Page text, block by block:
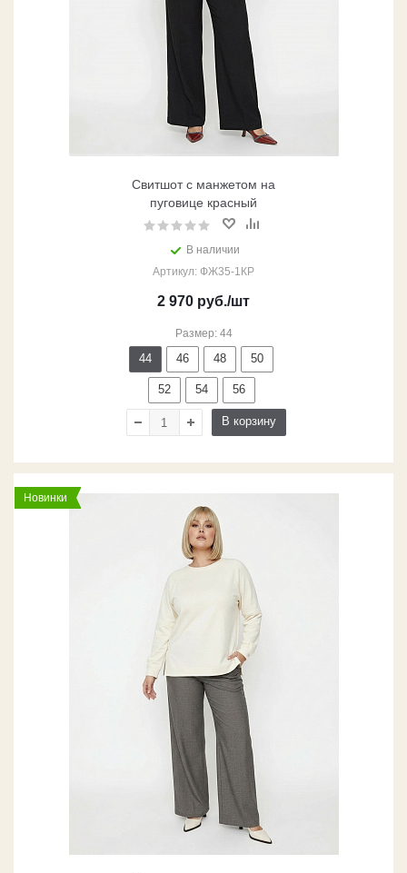
Свитшот с манжетом на
пуговице красный
В наличии
Артикул: ФЖ35-1КР
2 970 руб./шт
Размер: 44
44 46 48 50
52 54 56
В корзину
Новинки